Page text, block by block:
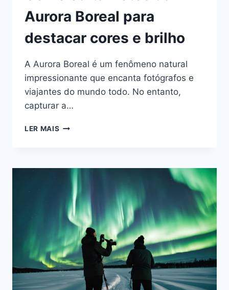
Aurora Boreal para
destacar cores e brilho
A Aurora Boreal é um fenômeno natural
impressionante que encanta fotógrafos e
viajantes do mundo todo. No entanto,
capturar a…
LER MAIS COMO
AURORA
BOREAL
PARA
DESTACAR
CORES
BRILHO